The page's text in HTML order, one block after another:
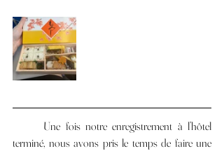
terminé, nous avons pris le temps de faire une